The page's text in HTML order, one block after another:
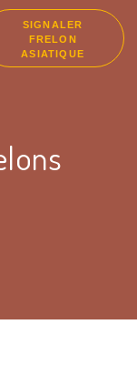
SIGNALER
FRELON
ASIATIQUE